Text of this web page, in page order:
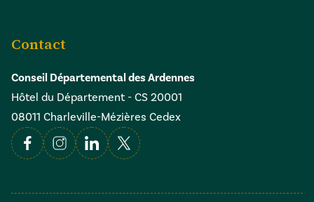
Contact
Conseil Départemental des Ardennes
Hôtel du Département - CS 20001
08011 Charleville-Mézières Cedex
FacebookInstagramLinkedin
X